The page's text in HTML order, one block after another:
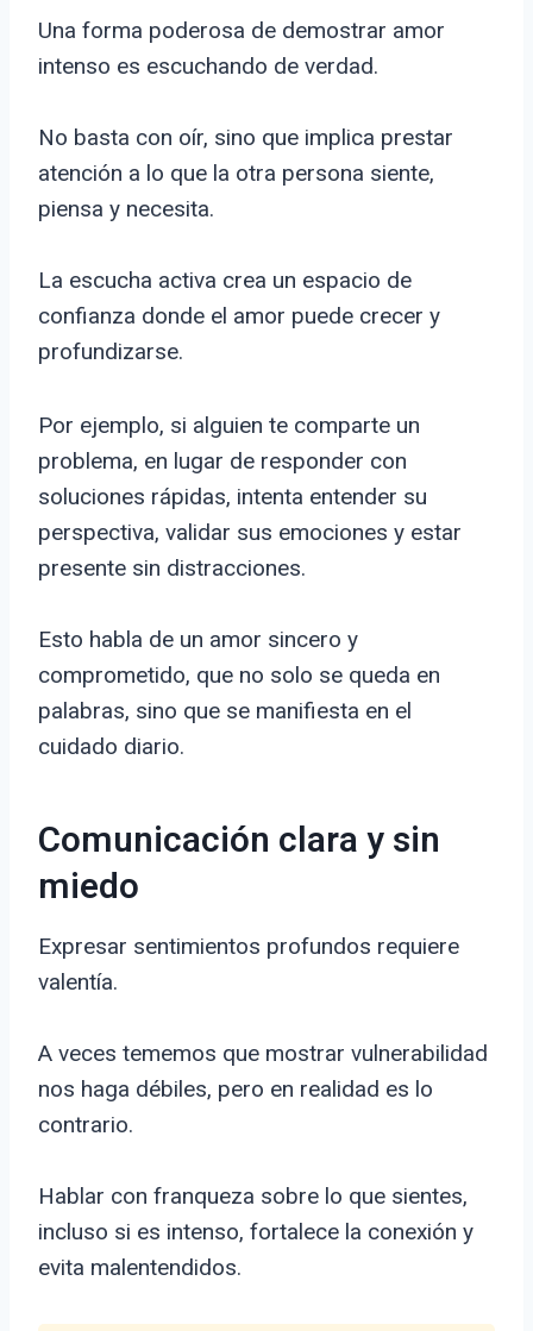
Una forma poderosa de demostrar amor
intenso es escuchando de verdad.
No basta con oír, sino que implica prestar
atención a lo que la otra persona siente,
piensa y necesita.
La escucha activa crea un espacio de
confianza donde el amor puede crecer y
profundizarse.
Por ejemplo, si alguien te comparte un
problema, en lugar de responder con
soluciones rápidas, intenta entender su
perspectiva, validar sus emociones y estar
presente sin distracciones.
Esto habla de un amor sincero y
comprometido, que no solo se queda en
palabras, sino que se manifiesta en el
cuidado diario.
Comunicación clara y sin
miedo
Expresar sentimientos profundos requiere
valentía.
A veces tememos que mostrar vulnerabilidad
nos haga débiles, pero en realidad es lo
contrario.
Hablar con franqueza sobre lo que sientes,
incluso si es intenso, fortalece la conexión y
evita malentendidos.